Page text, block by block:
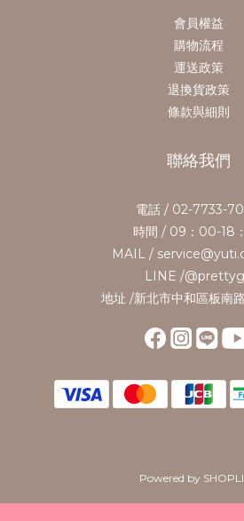
會員權益
購物流程
運送政策
退換貨政策
條款與細則
聯絡我們
電話 / 02-7733-
時間 / 09：00-18
MAIL /
LINE /
地址 /新北市中和區板南
Powered by